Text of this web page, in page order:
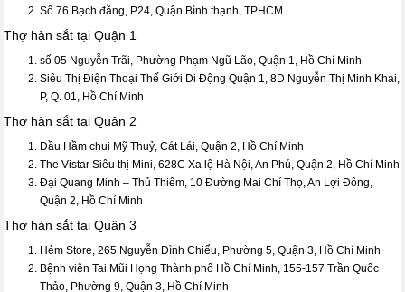
Số 76 Bạch đằng, P24, Quận Bình thạnh, TPHCM.
Thợ hàn sắt tại Quận 1
số 05 Nguyễn Trãi, Phường Phạm Ngũ Lão, Quận 1, Hồ Chí Minh
Siêu Thị Điện Thoại Thế Giới Di Động Quận 1, 8D Nguyễn Thị Minh Khai,
P, Q. 01, Hồ Chí Minh
Thợ hàn sắt tại Quận 2
Đầu Hầm chui Mỹ Thuỷ, Cát Lái, Quận 2, Hồ Chí Minh
The Vistar Siêu thị Mini, 628C Xa lộ Hà Nội, An Phú, Quận 2, Hồ Chí Minh
Đại Quang Minh – Thủ Thiêm, 10 Đường Mai Chí Thọ, An Lợi Đông,
Quận 2, Hồ Chí Minh
Thợ hàn sắt tại Quận 3
Hẻm Store, 265 Nguyễn Đình Chiểu, Phường 5, Quận 3, Hồ Chí Minh
Bệnh viện Tai Mũi Họng Thành phố Hồ Chí Minh, 155-157 Trần Quốc
Thảo, Phường 9, Quận 3, Hồ Chí Minh